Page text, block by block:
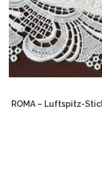
ROMA – Luftspitz-